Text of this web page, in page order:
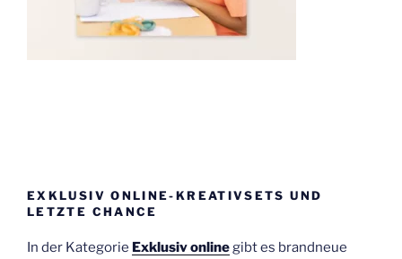
EXKLUSIV ONLINE-KREATIVSETS UND
LETZTE CHANCE
In der Kategorie Exklusiv onlinegibt es brandneue